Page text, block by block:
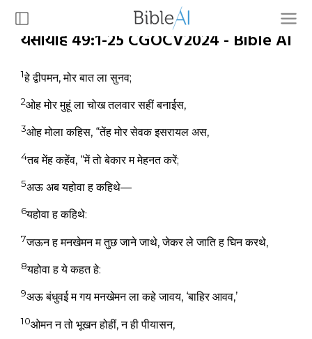
यसायाह 49:1-25 CGOCV2024 - Bible AI
1हे द्वीपमन, मोर बात ला सुनव;
2ओह मोर मुहूं ला चोख तलवार सहीं बनाईस,
3ओह मोला कहिस, “तेंह मोर सेवक इसरायल अस,
4तब मेंह कहेंव, “में तो बेकार म मेहनत करें;
5अऊ अब यहोवा ह कहिथे—
6यहोवा ह कहिथे:
7जऊन ह मनखेमन म तुछ जाने जाथे, जेकर ले जाति ह घिन करथे,
8यहोवा ह ये कहत हे:
9अऊ बंधुवई म गय मनखेमन ला कहे जावय, ‘बाहिर आवव,’
10ओमन न तो भूखन होहीं, न ही पीयासन,